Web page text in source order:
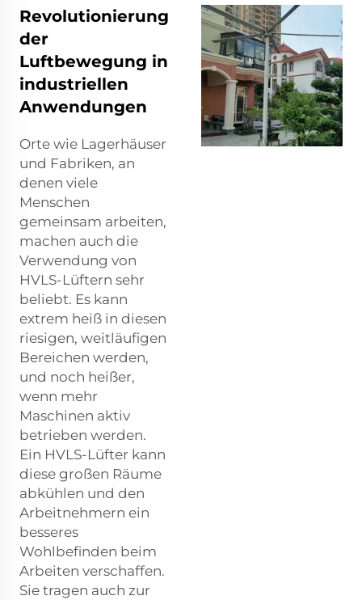
Revolutionierung
der
Luftbewegung in
industriellen
Anwendungen
Orte wie Lagerhäuser
und Fabriken, an
denen viele
Menschen
gemeinsam arbeiten,
machen auch die
Verwendung von
HVLS-Lüftern sehr
beliebt. Es kann
extrem heiß in diesen
riesigen, weitläufigen
Bereichen werden,
und noch heißer,
wenn mehr
Maschinen aktiv
betrieben werden.
Ein HVLS-Lüfter kann
diese großen Räume
abkühlen und den
Arbeitnehmern ein
besseres
Wohlbefinden beim
Arbeiten verschaffen.
Sie tragen auch zur